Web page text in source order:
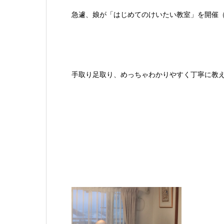
急遽、娘が「はじめてのけいたい教室」を開催（
手取り足取り、めっちゃわかりやすく丁寧に教